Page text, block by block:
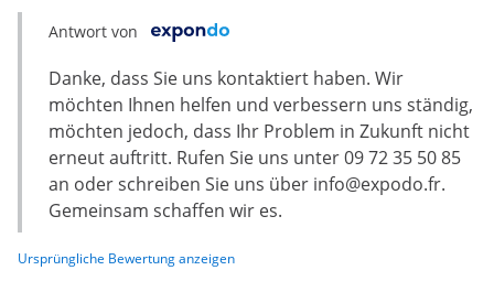
Antwort von
Danke, dass Sie uns kontaktiert haben. Wir
möchten Ihnen helfen und verbessern uns ständig,
möchten jedoch, dass Ihr Problem in Zukunft nicht
erneut auftritt. Rufen Sie uns unter 09 72 35 50 85
an oder schreiben Sie uns über info@expodo.fr.
Gemeinsam schaffen wir es.
Ursprüngliche Bewertung anzeigen